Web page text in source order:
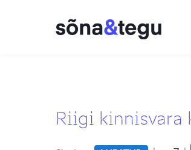
Riigi kinnisvara